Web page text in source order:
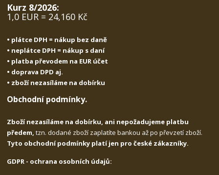
Kurz 8/2026:
1,0 EUR = 24,160 Kč
• plátce DPH = nákup bez daně
• neplátce DPH = nákup s daní
• platba převodem na EUR účet
• doprava DPD aj.
• zboží nezasíláme na dobírku
Obchodní podmínky.
Zboží nezasíláme na dobírku, ani nepožadujeme platbu
předem,tzn. dodané zboží zaplatíte bankou až po převzetí zboží.
Tyto obchodní podmínky platí jen pro české zákazníky.
GDPR - ochrana osobních údajů: